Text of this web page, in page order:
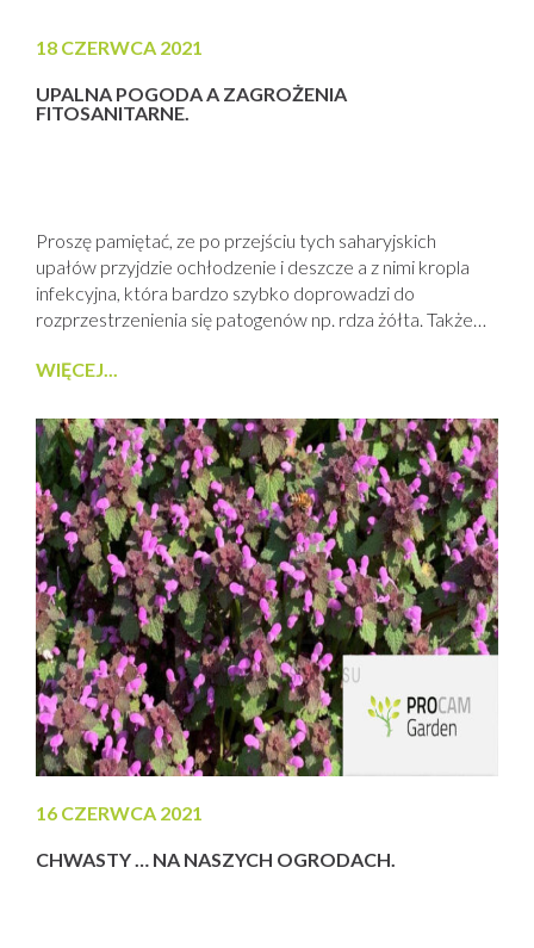
18 CZERWCA 2021
UPALNA POGODA A ZAGROŻENIA
FITOSANITARNE.
Proszę pamiętać, ze po przejściu tych saharyjskich
upałów przyjdzie ochłodzenie i deszcze a z nimi kropla
infekcyjna, która bardzo szybko doprowadzi do
rozprzestrzenienia się patogenów np. rdza żółta. Także
pamiętajmy o szybkim rozprzestrzenianiu się patogenów
kłosa oraz fusarium nie zapominając o rdzach i DTR....
WIĘCEJ...
16 CZERWCA 2021
CHWASTY … NA NASZYCH OGRODACH.